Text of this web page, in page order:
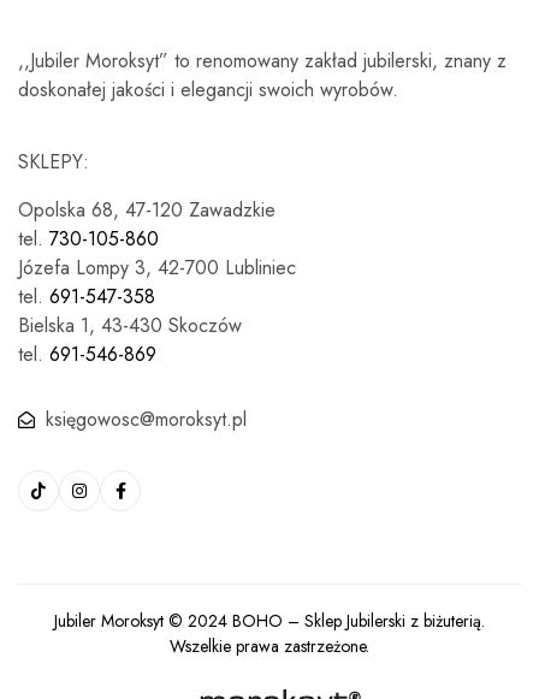
,,Jubiler Moroksyt” to renomowany zakład jubilerski, znany z
doskonałej jakości i elegancji swoich wyrobów.
SKLEPY:
Opolska 68, 47-120 Zawadzkie
tel. 730-105-860
Józefa Lompy 3, 42-700 Lubliniec
tel. 691-547-358
Bielska 1, 43-430 Skoczów
tel. 691-546-869
księgowosc@moroksyt.pl
Jubiler Moroksyt © 2024 BOHO – Sklep Jubilerski z biżuterią.
Wszelkie prawa zastrzeżone.